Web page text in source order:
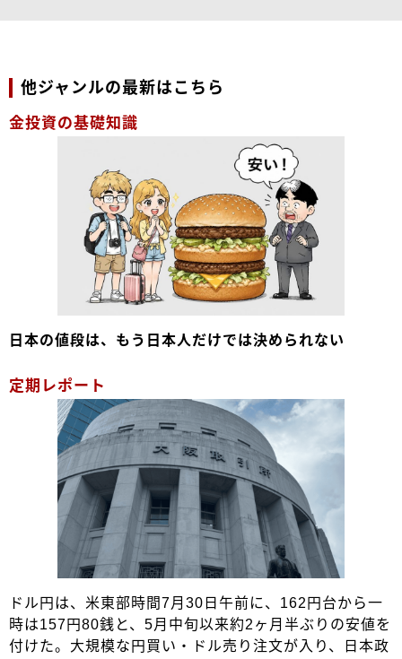
他ジャンルの最新はこちら
金投資の基礎知識
日本の値段は、もう日本人だけでは決められない
定期レポート
ドル円は、米東部時間7月30日午前に、162円台から一
時は157円80銭と、5月中旬以来約2ヶ月半ぶりの安値を
付けた。大規模な円買い・ドル売り注文が入り、日本政